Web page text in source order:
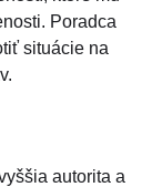
Poradca
situácie na
autorita a